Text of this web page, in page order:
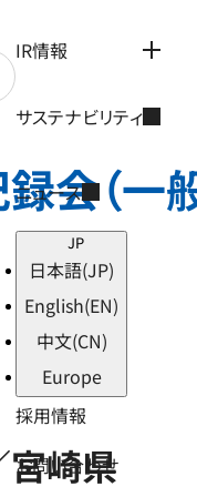
IR情報
サステナビリティ
ニュース
JP
日本語(JP)
English(EN)
中文(CN)
Europe
採用情報
お問い合わせ
会（一
崎県